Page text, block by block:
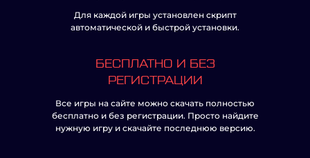
Для каждой игры установлен скрипт
автоматической и быстрой установки.
БЕСПЛАТНО И БЕЗ
РЕГИСТРАЦИИ
Все игры на сайте можно скачать полностью
бесплатно и без регистрации. Просто найдите
нужную игру и скачайте последнюю версию.